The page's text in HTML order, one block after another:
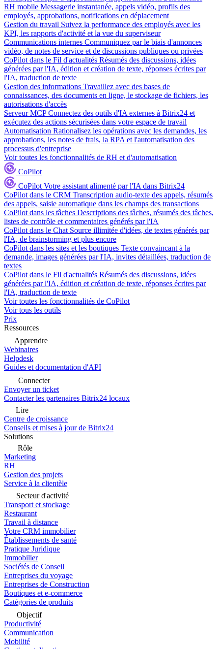
RH mobile Messagerie instantanée, appels vidéo, profils des
employés, approbations, notifications en déplacement
Gestion du travail Suivez la performance des employés avec les
KPI, les rapports d'activité et la vue du superviseur
Communications internes Communiquez par le biais d'annonces
vidéo, de notes de service et de discussions publiques ou privées
CoPilot dans le Fil d'actualités Résumés des discussions, idées
générées par l'IA, édition et création de texte, réponses écrites par
l'IA, traduction de texte
Gestion des informations Travaillez avec des bases de
connaissances, des documents en ligne, le stockage de fichiers, les
autorisations d'accès
Serveur MCP Connectez des outils d'IA externes à Bitrix24 et
exécutez des actions sécurisées dans votre espace de travail
Automatisation Rationalisez les opérations avec les demandes, les
approbations, les notes de frais, la RPA et l'automatisation des
processus d'entreprise
Voir toutes les fonctionnalités de RH et d'automatisation
CoPilot
CoPilot Votre assistant alimenté par l'IA dans Bitrix24
CoPilot dans le CRM Transcription audio-texte des appels, résumés
des appels, saisie automatique dans les champs des transactions
CoPilot dans les tâches Descriptions des tâches, résumés des tâches,
listes de contrôle et commentaires générés par l'IA
CoPilot dans le Chat Source illimitée d'idées, de textes générés par
l'IA, de brainstorming et plus encore
CoPilot dans les sites et les boutiques Texte convaincant à la
demande, images générées par l'IA, invites détaillées, traduction de
textes
CoPilot dans le Fil d'actualités Résumés des discussions, idées
générées par l'IA, édition et création de texte, réponses écrites par
l'IA, traduction de texte
Voir toutes les fonctionnalités de CoPilot
Voir tous les outils
Prix
Ressources
Apprendre
Webinaires
Helpdesk
Guides et documentation d'API
Connecter
Envoyer un ticket
Contacter les partenaires Bitrix24 locaux
Lire
Centre de croissance
Conseils et mises à jour de Bitrix24
Solutions
Rôle
Marketing
RH
Gestion des projets
Service à la clientèle
Secteur d'activité
Transport et stockage
Restaurant
Travail à distance
Votre CRM immobilier
Établissements de santé
Pratique Juridique
Immobilier
Sociétés de Conseil
Entreprises du voyage
Entreprises de Construction
Boutiques et e-commerce
Catégories de produits
Objectif
Productivité
Communication
Mobilité